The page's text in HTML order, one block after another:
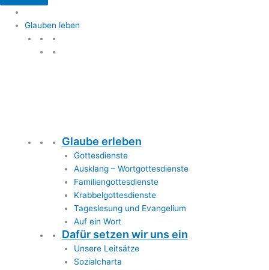
Glauben leben
Glaube erleben
Gottesdienste
Ausklang – Wortgottesdienste
Familiengottesdienste
Krabbelgottesdienste
Tageslesung und Evangelium
Auf ein Wort
Dafür setzen wir uns ein
Unsere Leitsätze
Sozialcharta